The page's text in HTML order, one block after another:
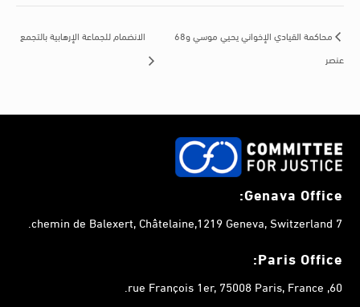
محاكمة القيادي الإخواني يحيي موسي و68
عنصر
الانضمام للجماعة الإرهابية بالتجمع
Genava Office:
7 chemin de Balexert, Châtelaine,1219 Geneva, Switzerland.
Paris Office:
60, rue François 1er, 75008 Paris, France.